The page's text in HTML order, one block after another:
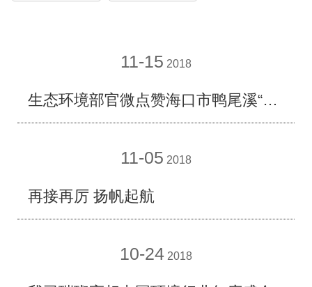
11-15 2018
生态环境部官微点赞海口市鸭尾溪“治水经”
11-05 2018
再接再厉 扬帆起航
10-24 2018